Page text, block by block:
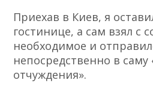
Приехав в Киев, я
гостинице, а сам взял с
необходимое и
непосредственно в саму
отчуждения».